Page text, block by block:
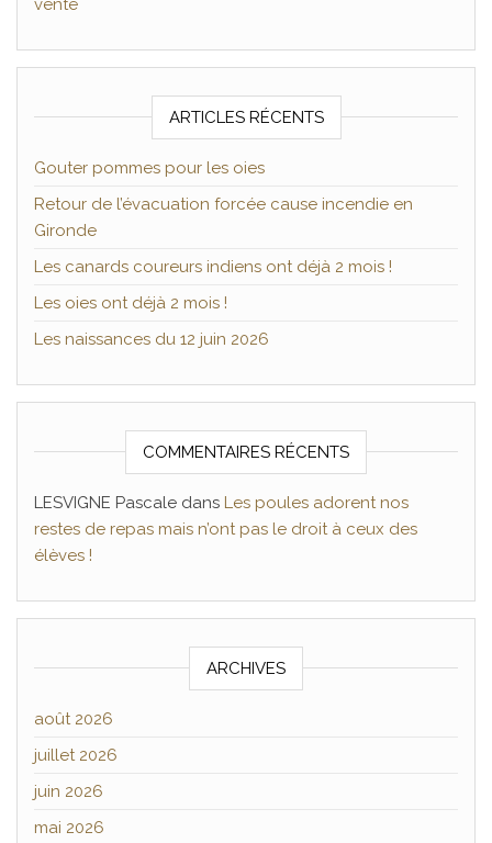
vente
ARTICLES RÉCENTS
Gouter pommes pour les oies
Retour de l’évacuation forcée cause incendie en
Gironde
Les canards coureurs indiens ont déjà 2 mois !
Les oies ont déjà 2 mois !
Les naissances du 12 juin 2026
COMMENTAIRES RÉCENTS
LESVIGNE Pascale dans Les poules adorent nos
restes de repas mais n’ont pas le droit à ceux des
élèves !
ARCHIVES
août 2026
juillet 2026
juin 2026
mai 2026